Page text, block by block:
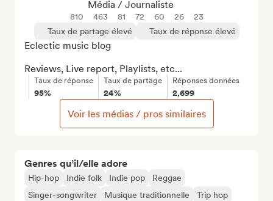
Genres qu’il/elle adore
Hip-hop Indie folk Indie pop
Reggae
Singer-songwriter
Musique traditionnelle Trip hop
Média / Journaliste
810 463 81 72 60 26
23
Taux de partage élevé
Taux de réponse élevé
Eclectic music blog
Reviews, Live report, Playlists, etc...
Taux de réponse
95%
Taux de partage
24%
Réponses données
2,699
Voir les médias / pros similaires